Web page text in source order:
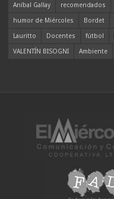
Aníbal Gallay
recomendados
humor de Miércoles
Bordet
Lauritto
Docentes fútbol
VALENTÍN BISOGNI
Ambiente